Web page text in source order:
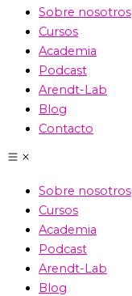
Sobre nosotros
Cursos
Academia
Podcast
Arendt-Lab
Blog
Contacto
Sobre nosotros
Cursos
Academia
Podcast
Arendt-Lab
Blog